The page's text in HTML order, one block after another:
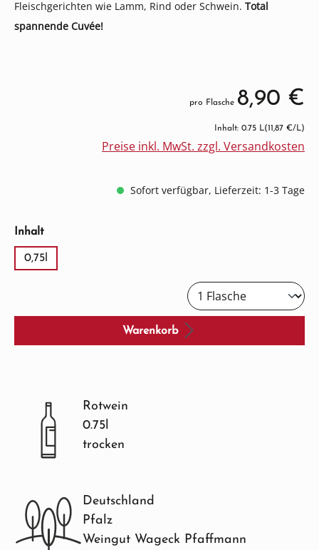
Fleischgerichten wie Lamm, Rind oder Schwein. Total
spannende Cuvée!
pro Flasche 8,90 €
Inhalt: 0.75 L(11,87 €/L)
Preise inkl. MwSt. zzgl. Versandkosten
Sofort verfügbar, Lieferzeit: 1-3 Tage
Inhaltauswählen
0,75l
Warenkorb
Rotwein
0.75l
trocken
Deutschland
Pfalz
Weingut Wageck Pfaffmann